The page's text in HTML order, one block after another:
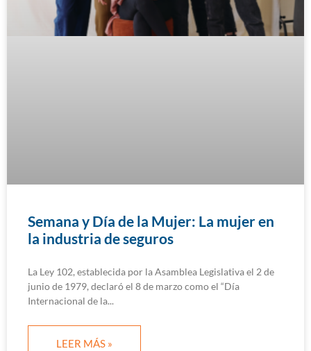
Semana y Día de la Mujer: La mujer en
la industria de seguros
La Ley 102, establecida por la Asamblea Legislativa el 2 de
junio de 1979, declaró el 8 de marzo como el “Día
Internacional de la
LEER MÁS »